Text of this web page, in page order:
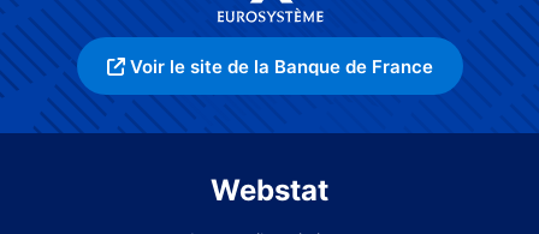
Voir le site de la Banque de France
Webstat